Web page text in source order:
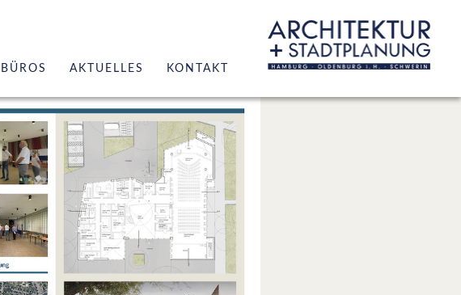
BÜROS
Geschäftsführer
Leistungen
Referenzen Architektur
Referenzen Stadtplanung
Team
Netzwerk
AKTUELLES KONTAKT